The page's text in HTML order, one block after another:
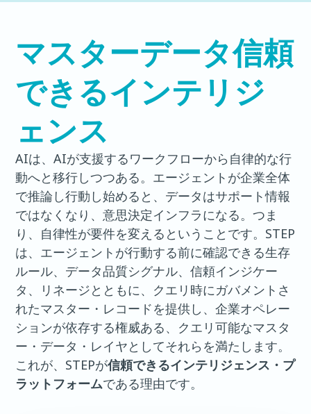
マスターデータ信頼
できるインテリジ
ェンス
AIは、AIが支援するワークフローから自律的な行
動へと移行しつつある。エージェントが企業全体
で推論し行動し始めると、データはサポート情報
ではなくなり、意思決定インフラになる。つま
り、自律性が要件を変えるということです。STEP
は、エージェントが行動する前に確認できる生存
ルール、データ品質シグナル、信頼インジケー
タ、リネージとともに、クエリ時にガバメントさ
れたマスター・レコードを提供し、企業オペレー
ションが依存する権威ある、クエリ可能なマスタ
ー・データ・レイヤとしてそれらを満たします。
これが、STEPが信頼できるインテリジェンス・プ
ラットフォームである理由です。